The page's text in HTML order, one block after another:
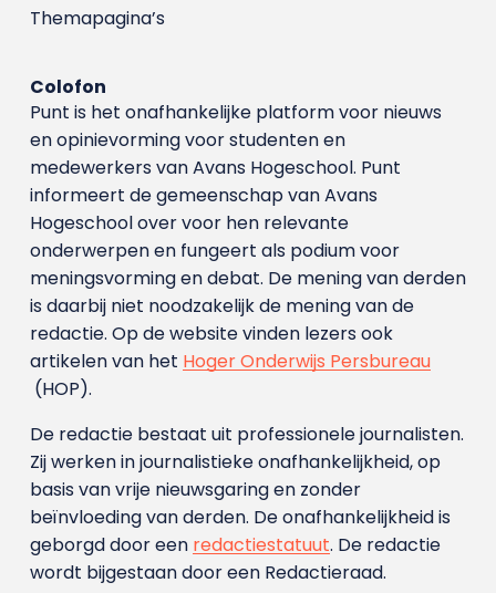
Themapagina’s
Colofon
Punt is het onafhankelijke platform voor nieuws
en opinievorming voor studenten en
medewerkers van Avans Hoge­school. Punt
informeert de gemeenschap van Avans
Hogeschool over voor hen relevante
onderwerpen en fungeert als podium voor
meningsvorming en debat. De mening van derden
is daarbij niet noodzakelijk de mening van de
redactie. Op de website vinden lezers ook
artikelen van het Hoger Onderwijs Persbureau
(HOP).
De redactie bestaat uit professionele journalisten.
Zij werken in journalistieke onafhankelijkheid, op
basis van vrije nieuwsgaring en zonder
beïnvloeding van derden. De onafhankelijkheid is
geborgd door een redactiestatuut. De redactie
wordt bijgestaan door een Redactieraad.